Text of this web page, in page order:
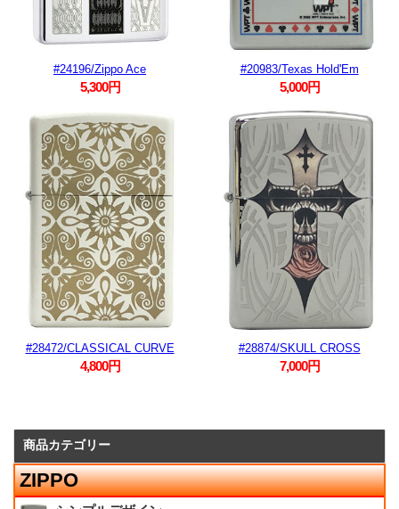
#24196/Zippo Ace
5,300円
#20983/Texas Hold'Em
5,000円
#28472/CLASSICAL CURVE
4,800円
#28874/SKULL CROSS
7,000円
商品カテゴリー
ZIPPO